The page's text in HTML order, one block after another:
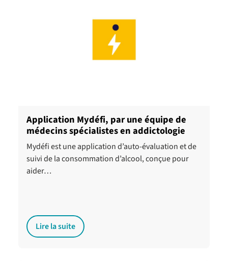
Application Mydéfi, par une équipe de
médecins spécialistes en addictologie
Mydéfi est une application d’auto-évaluation et de
suivi de la consommation d’alcool, conçue pour
aider…
Lire la suite